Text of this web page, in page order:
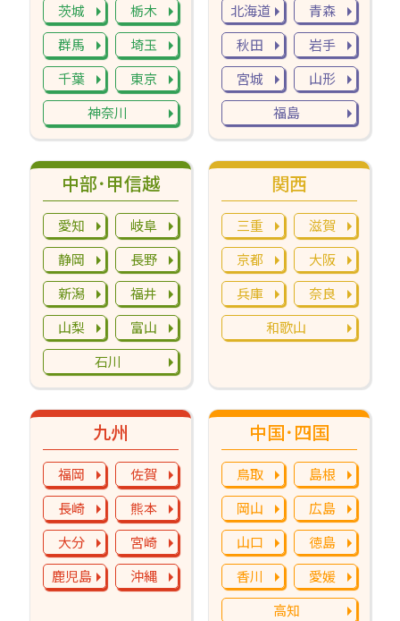
九州
福岡
佐賀
長崎
熊本
大分
宮崎
鹿児島
沖縄
中国･四国
鳥取
島根
岡山
広島
山口
徳島
香川
愛媛
高知
中部･甲信越
愛知
岐阜
静岡
長野
新潟
福井
山梨
富山
石川
関西
三重
滋賀
京都
大阪
兵庫
奈良
和歌山
茨城
栃木
群馬
埼玉
千葉
東京
神奈川
北海道
青森
秋田
岩手
宮城
山形
福島